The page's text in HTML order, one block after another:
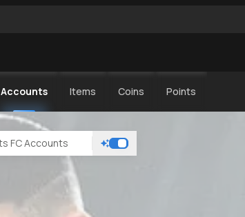
Accounts Items Coins Points